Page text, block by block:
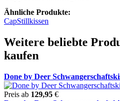
Ähnliche Produkte:
CapStillkissen
Weitere beliebte
kaufen
Done by Deer
Preis ab 129,95 €